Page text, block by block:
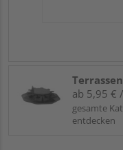
ab 5,95 €
gesamte
entdecken